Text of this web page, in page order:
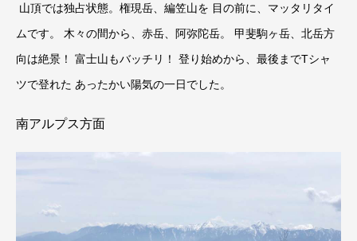
山頂では独占状態。権現岳、編笠山を 目の前に、マッタリタイ
ムです。 木々の間から、赤岳、阿弥陀岳。 甲斐駒ヶ岳、北岳方
向は絶景！ 富士山もバッチリ！ 登り始めから、最後までTシャ
ツで登れた あったかい陽気の一日でした。
南アルプス方面